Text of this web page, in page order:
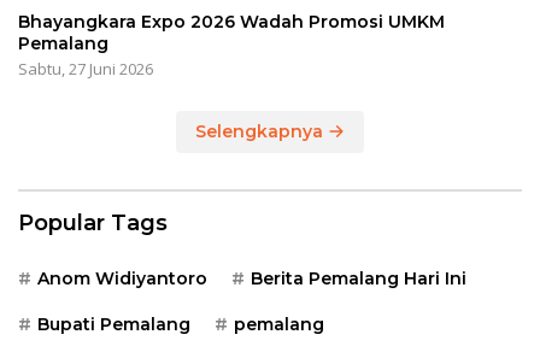
Bhayangkara Expo 2026 Wadah Promosi UMKM
Pemalang
Sabtu, 27 Juni 2026
Selengkapnya
Popular Tags
Anom Widiyantoro Berita Pemalang Hari Ini
Bupati Pemalang pemalang